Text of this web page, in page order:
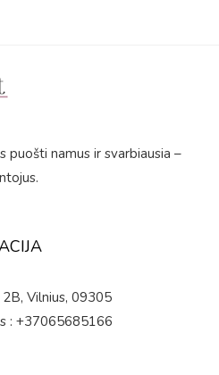
namus ir svarbiausia –
Vilnius, 09305
: +37065685166